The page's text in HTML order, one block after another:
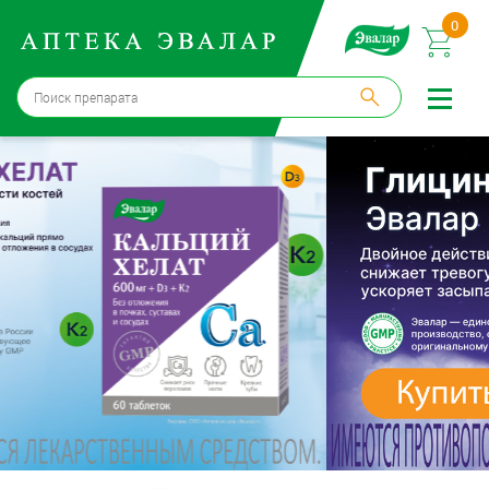
0
Москва
Войти |
Регистрация
Доставка и оплата
Способ получения:не выбран, изменить
Эвалар
Лекарства
Косметика